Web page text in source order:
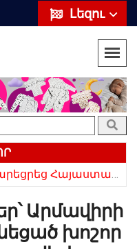
Լեզու
Արմավիրի
խոշոր